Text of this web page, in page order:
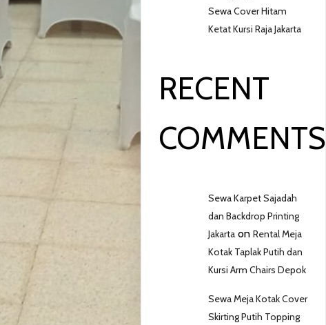
Sewa Cover Hitam
Ketat Kursi Raja Jakarta
RECENT
COMMENTS
Sewa Karpet Sajadah
dan Backdrop Printing
Jakarta onRental Meja
Kotak Taplak Putih dan
Kursi Arm Chairs Depok
Sewa Meja Kotak Cover
Skirting Putih Topping